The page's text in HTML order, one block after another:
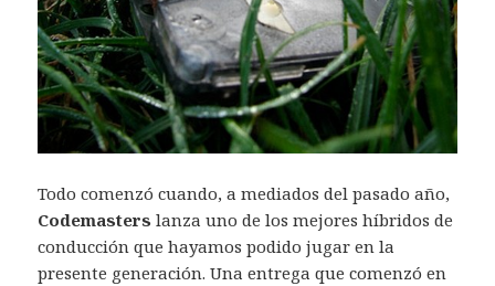
Todo comenzó cuando, a mediados del pasado año,
Codemasters lanza uno de los mejores híbridos de
conducción que hayamos podido jugar en la
presente generación. Una entrega que comenzó en